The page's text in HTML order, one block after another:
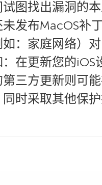
图找出漏洞的
发布MacOS补
：家庭网络）
在更新您的
三方更新则可
时采取其他保